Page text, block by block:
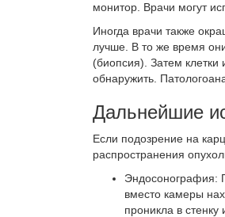
монитор. Врачи могут
Иногда врачи также
лучше. В то же время
(биопсия). Затем клетки
обнаружить.
Дальнейшие
Если подозрение на
распространения
Эндосонография:
вместо камеры
проникла в